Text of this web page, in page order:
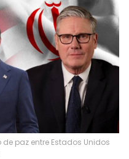
paz entre Estados Unidos